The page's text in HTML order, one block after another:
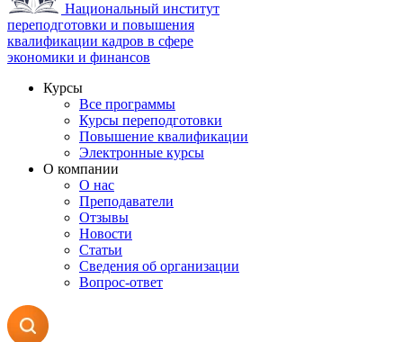
Национальный институт
переподготовки и повышения
квалификации кадров в сфере
экономики и финансов
Курсы
Все программы
Курсы переподготовки
Повышение квалификации
Электронные курсы
О компании
О нас
Преподаватели
Отзывы
Новости
Статьи
Сведения об организации
Вопрос-ответ